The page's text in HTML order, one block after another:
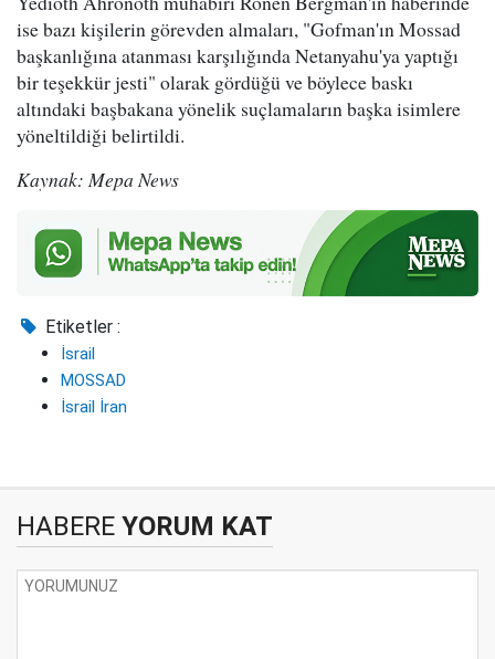
ise bazı kişilerin görevden almaları, "Gofman'ın Mossad
başkanlığına atanması karşılığında Netanyahu'ya yaptığı
bir teşekkür jesti" olarak gördüğü ve böylece baskı
altındaki başbakana yönelik suçlamaların başka isimlere
yöneltildiği belirtildi.
Kaynak: Mepa News
Etiketler :
İsrail
MOSSAD
İsrail İran
HABERE YORUM KAT